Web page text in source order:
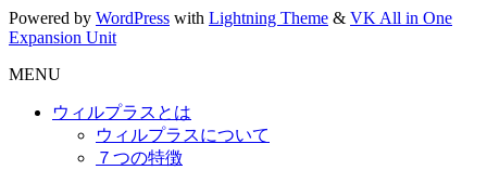
Powered by WordPress with Lightning Theme & VK All in One
Expansion Unit
MENU
ウィルプラスとは
ウィルプラスについて
７つの特徴